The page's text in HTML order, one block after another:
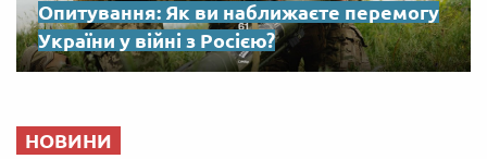
Опитування: Як ви наближаєте перемогу
України у війні з Росією?
НОВИНИ